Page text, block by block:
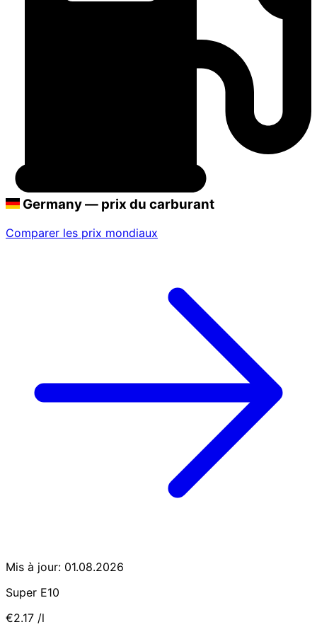
Germany — prix du carburant
Comparer les prix mondiaux
Mis à jour: 01.08.2026
Super E10
€2.17 /l